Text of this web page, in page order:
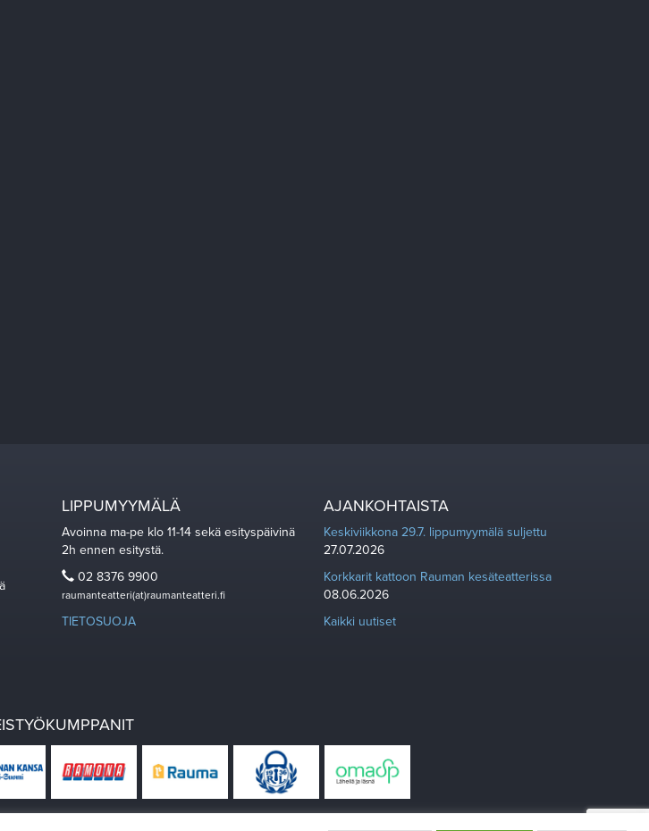
LIPPUMYYMÄLÄ
Avoinna ma-pe klo 11-14 sekä esityspäivinä
2h ennen esitystä.
02 8376 9900
raumanteatteri(at)raumanteatteri.fi
TIETOSUOJA
AJANKOHTAISTA
Keskiviikkona 29.7. lippumyymälä suljettu
27.07.2026
Korkkarit kattoon Rauman kesäteatterissa
08.06.2026
Kaikki uutiset